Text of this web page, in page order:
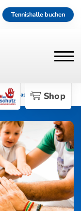
Tennishalle buchen
Shop
Rehasport